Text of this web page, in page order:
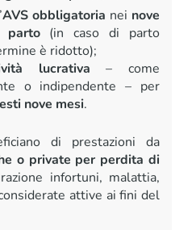
AVS obbligatoria nei nove
parto(in caso di parto
è ridotto);
lucrativa – come
o indipendente – per
nove mesi.
di prestazioni da
o private per perdita di
infortuni, malattia,
attive ai fini del